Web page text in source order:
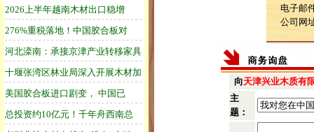
电子邮
公司网
向天津兴业木质有
主
题：